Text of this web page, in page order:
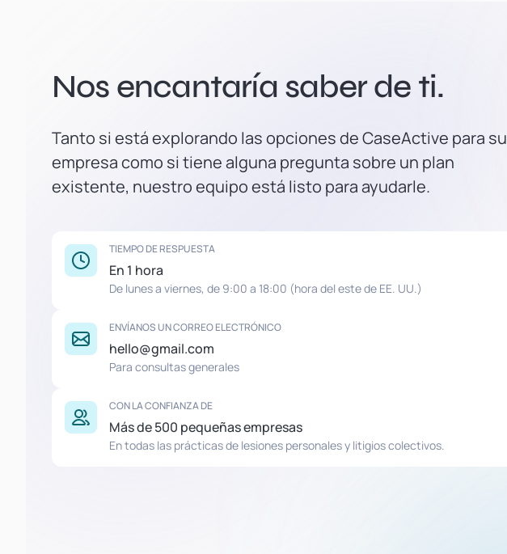
Nos encantaría saber de ti.
Tanto si está explorando las opciones de CaseActive para su
empresa como si tiene alguna pregunta sobre un plan
existente, nuestro equipo está listo para ayudarle.
TIEMPO DE RESPUESTA
En 1 hora
De lunes a viernes, de 9:00 a 18:00 (hora del este de EE. UU.)
ENVÍANOS UN CORREO ELECTRÓNICO
hello@gmail.com
Para consultas generales
CON LA CONFIANZA DE
Más de 500 pequeñas empresas
En todas las prácticas de lesiones personales y litigios colectivos.